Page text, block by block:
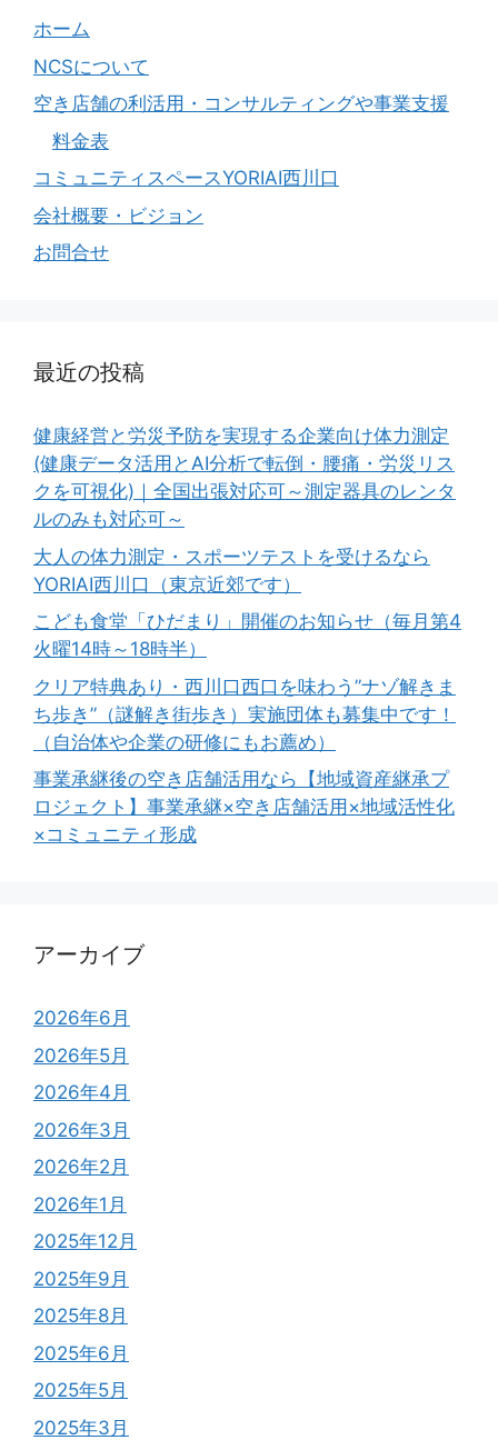
ホーム
NCSについて
空き店舗の利活用・コンサルティングや事業支援
料金表
コミュニティスペースYORIAI西川口
会社概要・ビジョン
お問合せ
最近の投稿
健康経営と労災予防を実現する企業向け体力測定
(健康データ活用とAI分析で転倒・腰痛・労災リス
クを可視化)｜全国出張対応可～測定器具のレンタ
ルのみも対応可～
大人の体力測定・スポーツテストを受けるなら
YORIAI西川口（東京近郊です）
こども食堂「ひだまり」開催のお知らせ（毎月第4
火曜14時～18時半）
クリア特典あり・西川口西口を味わう”ナゾ解きま
ち歩き”（謎解き街歩き）実施団体も募集中です！
（自治体や企業の研修にもお薦め）
事業承継後の空き店舗活用なら【地域資産継承プ
ロジェクト】事業承継×空き店舗活用×地域活性化
×コミュニティ形成
アーカイブ
2026年6月
2026年5月
2026年4月
2026年3月
2026年2月
2026年1月
2025年12月
2025年9月
2025年8月
2025年6月
2025年5月
2025年3月